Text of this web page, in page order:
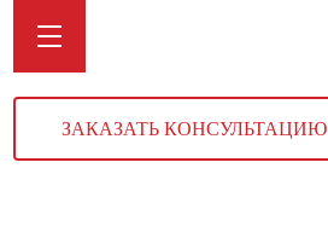
ЗАКАЗАТЬ КОНСУЛЬТАЦИЮ